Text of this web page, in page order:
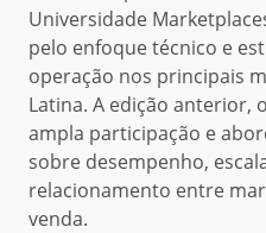
Universidade
pelo enfoque técnico e
operação nos principais
Latina. A edição anterior,
ampla participação e
sobre desempenho,
relacionamento entre
venda.